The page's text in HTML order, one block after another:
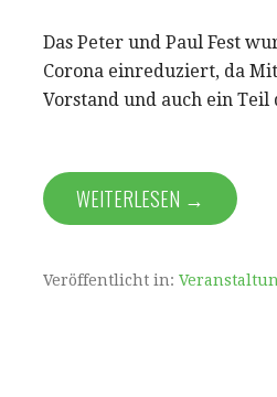
Das Peter und Paul Fest
Corona einreduziert, da
Vorstand und auch ein
WEITERLESEN →
Veröffentlicht in: